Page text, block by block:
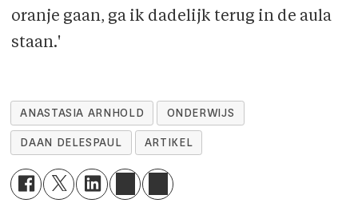
oranje gaan, ga ik dadelijk terug in de aula
staan.'
ANASTASIA ARNHOLD ONDERWIJS
DAAN DELESPAUL ARTIKEL